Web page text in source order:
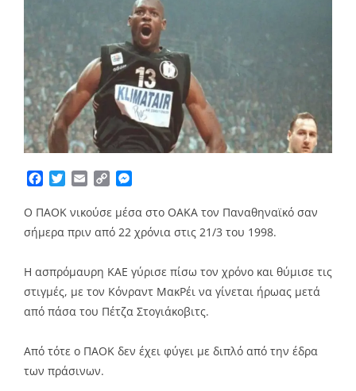
Facebook
TwitterEmailCopy
Ο ΠΑΟΚ νικούσε μέσα στο ΟΑΚΑ τον Παναθηναϊκό σαν
σήμερα πριν από 22 χρόνια στις 21/3 του 1998.
Η ασπρόμαυρη ΚΑΕ γύρισε πίσω τον χρόνο και θύμισε τις
στιγμές, με τον Κόνραντ ΜακΡέι να γίνεται ήρωας μετά
από πάσα του Πέτζα Στογιάκοβιτς.
Από τότε ο ΠΑΟΚ δεν έχει φύγει με διπλό από την έδρα
των πράσινων.